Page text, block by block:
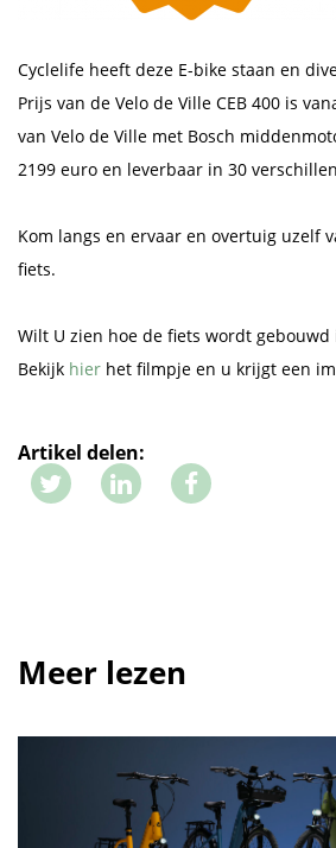
Cyclelife heeft deze E-bike staan en
Prijs van de Velo de Ville CEB 400 is
van Velo de Ville met Bosch
2199 euro en leverbaar in 30
Kom langs en ervaar en overtuig uzelf
fiets.
Wilt U zien hoe de fiets wordt gebouwd
Bekijk hier het filmpje en u krijgt een
Artikel delen:
Meer lezen